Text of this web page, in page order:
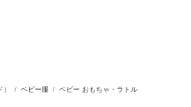
ベビー服 ベビー おもちゃ・ラトル